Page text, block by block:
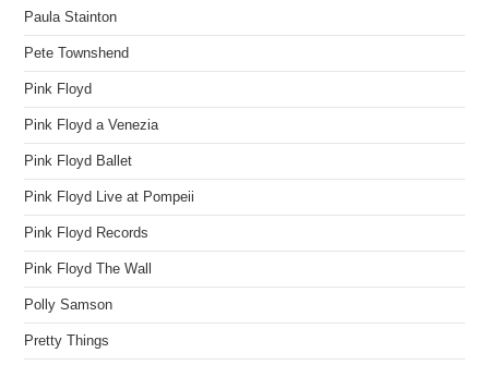
Paula Stainton
Pete Townshend
Pink Floyd
Pink Floyd a Venezia
Pink Floyd Ballet
Pink Floyd Live at Pompeii
Pink Floyd Records
Pink Floyd The Wall
Polly Samson
Pretty Things